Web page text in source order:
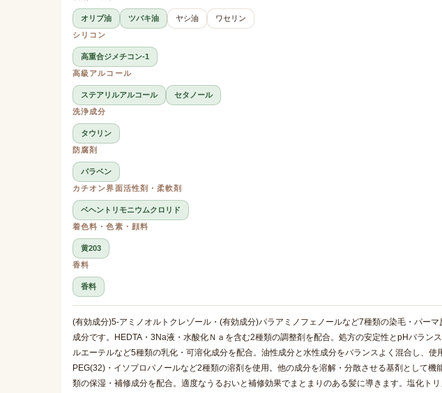
オリブ油 ツバキ油 ヤシ油
ワセリン
シリコン
高重合ジメチコン-1
高級アルコール
ステアリルアルコール
セタノール
洗浄成分
タウリン
防腐剤
パラベン
カチオン界面活性剤・柔軟剤
ベヘントリモニウムクロリド
着色料・色素・顔料
黄203
香料
香料
(有効成分)5-アミノオルトクレゾール・(有効成分)パラアミノフェノールなど7種類の染毛・パー
成分です。HEDTA・3Na液・水酸化Ｎａを含む2種類の調整剤を配合。処方の安定性とpHバラン
ルエーテルなど5種類の乳化・可溶化成分を配合。油性成分と水性成分をバランスよく混合し、使
PEG(32)・イソプロパノールなど2種類の溶剤を使用。他の成分を溶解・分散させる基剤として
類の保湿・補修成分を配合。適度なうるおいと補修効果でまとまりのある髪に導きます。塩化ト